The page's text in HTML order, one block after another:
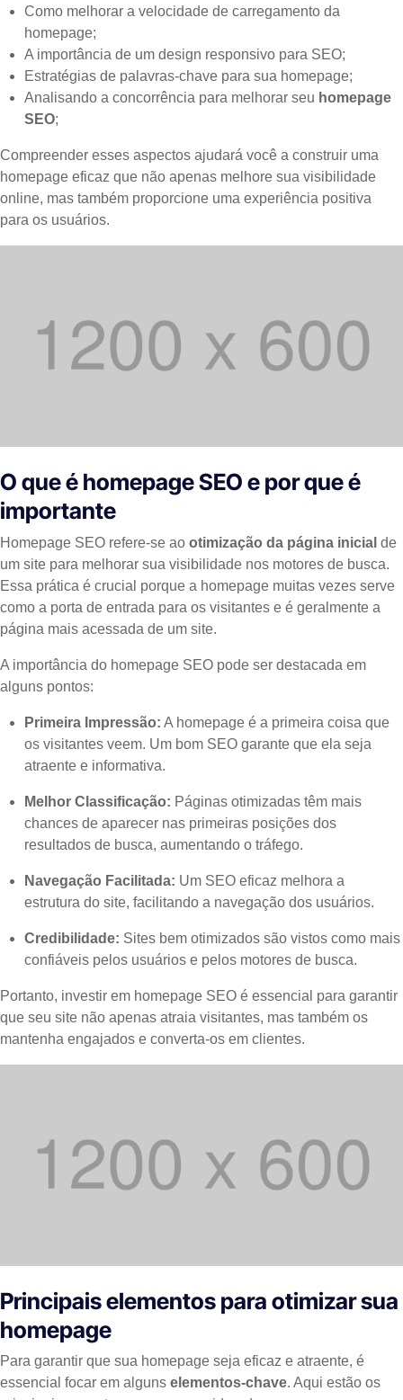
Como melhorar a velocidade de carregamento da
homepage;
A importância de um design responsivo para SEO;
Estratégias de palavras-chave para sua homepage;
Analisando a concorrência para melhorar seu homepage
SEO;
Compreender esses aspectos ajudará você a construir uma
homepage eficaz que não apenas melhore sua visibilidade
online, mas também proporcione uma experiência positiva
para os usuários.
O que é homepage SEO e por que é
importante
Homepage SEO refere-se ao otimização da página inicial de
um site para melhorar sua visibilidade nos motores de busca.
Essa prática é crucial porque a homepage muitas vezes serve
como a porta de entrada para os visitantes e é geralmente a
página mais acessada de um site.
A importância do homepage SEO pode ser destacada em
alguns pontos:
Primeira Impressão: A homepage é a primeira coisa que
os visitantes veem. Um bom SEO garante que ela seja
atraente e informativa.
Melhor Classificação: Páginas otimizadas têm mais
chances de aparecer nas primeiras posições dos
resultados de busca, aumentando o tráfego.
Navegação Facilitada: Um SEO eficaz melhora a
estrutura do site, facilitando a navegação dos usuários.
Credibilidade: Sites bem otimizados são vistos como mais
confiáveis pelos usuários e pelos motores de busca.
Portanto, investir em homepage SEO é essencial para garantir
que seu site não apenas atraia visitantes, mas também os
mantenha engajados e converta-os em clientes.
Principais elementos para otimizar sua
homepage
Para garantir que sua homepage seja eficaz e atraente, é
essencial focar em alguns elementos-chave. Aqui estão os